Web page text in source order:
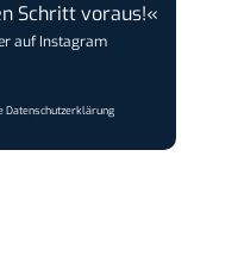
Schritt voraus!«
auf Instagram
Datenschutzerklärung